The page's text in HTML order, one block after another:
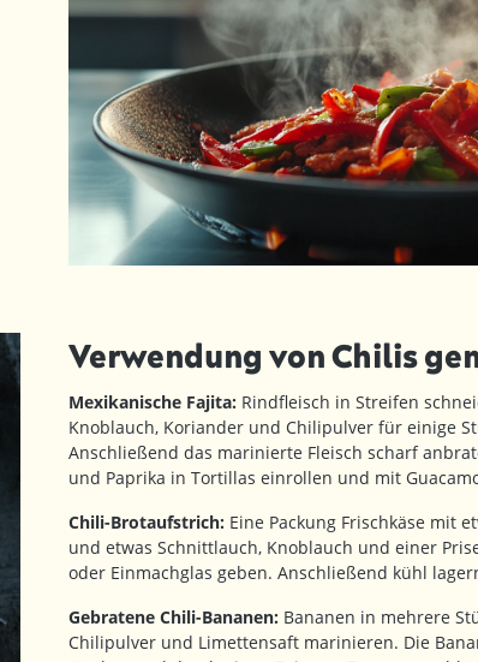
Verwendung von Chilis
Mexikanische Fajita: Rindfleisch in Streifen
Knoblauch, Koriander und Chilipulver für einige
Anschließend das marinierte Fleisch scharf
und Paprika in Tortillas einrollen und mit
Chili-Brotaufstrich: Eine Packung Frischkäse mit
und etwas Schnittlauch, Knoblauch und einer
oder Einmachglas geben. Anschließend kühl
Gebratene Chili-Bananen: Bananen in mehrere
Chilipulver und Limettensaft marinieren. Die